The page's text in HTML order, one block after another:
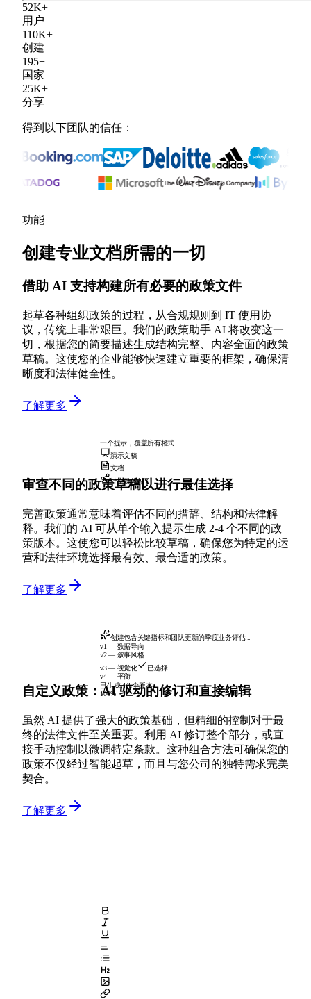
52K+
用户
110K+
创建
195+
国家
25K+
分享
得到以下团队的信任：
功能
创建专业文档所需的一切
借助 AI 支持构建所有必要的政策文件
起草各种组织政策的过程，从合规规则到 IT 使用协
议，传统上非常艰巨。我们的政策助手 AI 将改变这一
切，根据您的简要描述生成结构完整、内容全面的政策
草稿。这使您的企业能够快速建立重要的框架，确保清
晰度和法律健全性。
了解更多
一个提示，覆盖所有格式
演示文稿
文档
社交媒体帖子
审查不同的政策草稿以进行最佳选择
完善政策通常意味着评估不同的措辞、结构和法律解
释。我们的 AI 可从单个输入提示生成 2-4 个不同的政
策版本。这使您可以轻松比较草稿，确保您为特定的运
营和法律环境选择最有效、最合适的政策。
了解更多
创建包含关键指标和团队更新的季度业务评估...
v1 — 数据导向
v2 — 叙事风格
v3 — 视觉化 已选择
v4 — 平衡
已生成 4/4 个版本
100%
自定义政策：AI 驱动的修订和直接编辑
虽然 AI 提供了强大的政策基础，但精细的控制对于最
终的法律文件至关重要。利用 AI 修订整个部分，或直
接手动控制以微调特定条款。这种组合方法可确保您的
政策不仅经过智能起草，而且与您公司的独特需求完美
契合。
了解更多